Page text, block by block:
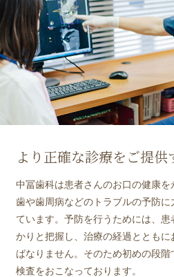
より正確な診療をご提供
中冨歯科は患者さんのお口の健康
歯や歯周病などのトラブルの予防
ています。予防を行うためには、
かりと把握し、治療の経過ととも
ばなりません。そのため初めの段
検査をおこなっております。